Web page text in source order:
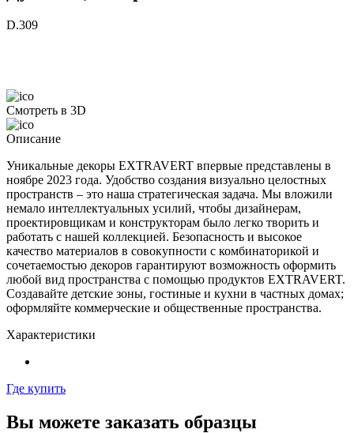
D.309
Смотреть в 3D
Описание
Уникальные декоры EXTRAVERT впервые представлены в
ноябре 2023 года. Удобство создания визуально целостных
пространств – это наша стратегическая задача. Мы вложили
немало интеллектуальных усилий, чтобы дизайнерам,
проектировщикам и конструкторам было легко творить и
работать с нашей коллекцией. Безопасность и высокое
качество материалов в совокупности с комбинаторикой и
сочетаемостью декоров гарантируют возможность оформить
любой вид пространства с помощью продуктов EXTRAVERT.
Создавайте детские зоны, гостиные и кухни в частных домах;
оформляйте коммерческие и общественные пространства.
Характеристики
Где купить
Вы можете заказать образцы